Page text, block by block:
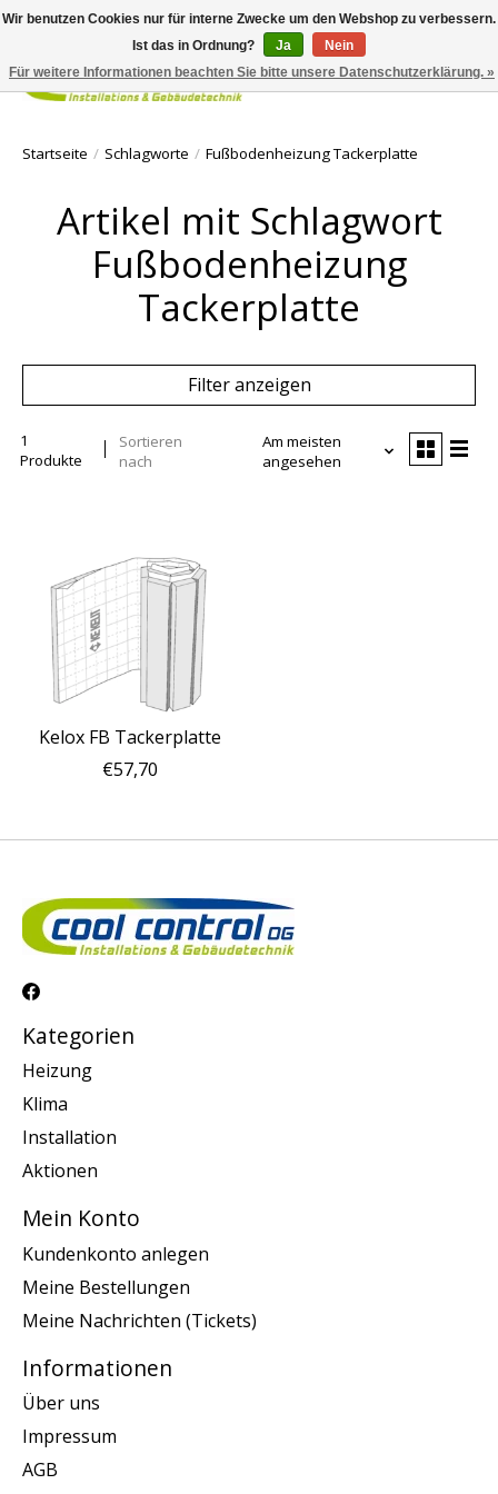
Ihr
Startseite / Schlagworte / Fußbodenheizung Tackerplatte
Artikel mit Schlagwort
Fußbodenheizung
Tackerplatte
Filter anzeigen
1
Produkte
Sortieren
nach
Am meisten
angesehen
Kelox FB Tackerplatte
€57,70
Kategorien
Heizung
Klima
Installation
Aktionen
Mein Konto
Kundenkonto anlegen
Meine Bestellungen
Meine Nachrichten (Tickets)
Informationen
Über uns
Impressum
AGB
Wir benutzen Cookies nur für interne Zwecke um den Webshop zu verbessern.
Ist das in Ordnung?
Ja
Nein
Für weitere Informationen beachten Sie bitte unsere Datenschutzerklärung. »